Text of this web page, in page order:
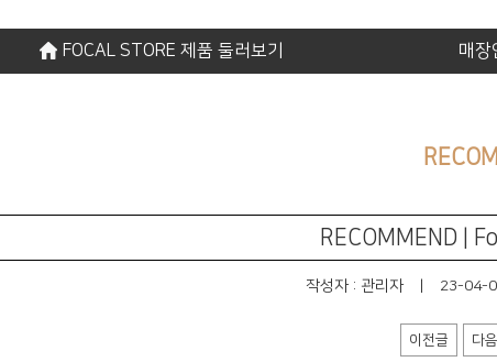
FOCAL STORE 제품 둘러보기 매장
RECOMMEND |
작성자 : 관리자 23-04-
이전글 다